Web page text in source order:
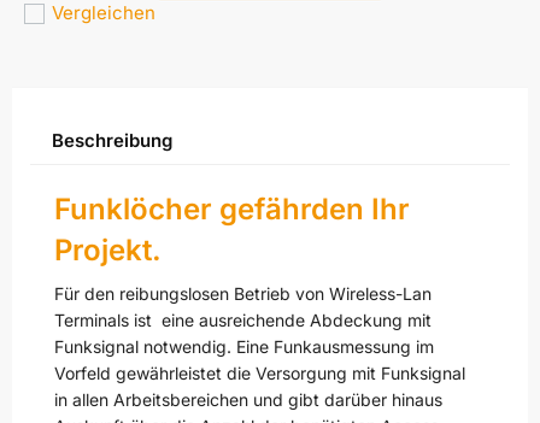
Vergleichen
Beschreibung
Funklöcher gefährden Ihr
Projekt.
Für den reibungslosen Betrieb von Wireless-Lan
Terminals ist eine ausreichende Abdeckung mit
Funksignal notwendig. Eine Funkausmessung im
Vorfeld gewährleistet die Versorgung mit Funksignal
in allen Arbeitsbereichen und gibt darüber hinaus